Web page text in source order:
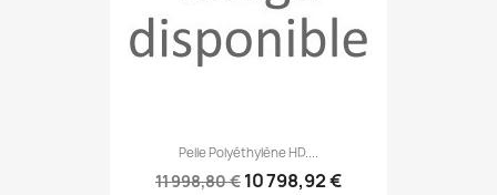
Pelle Polyéthylène HD....
11 998,80 € 10 798,92 €